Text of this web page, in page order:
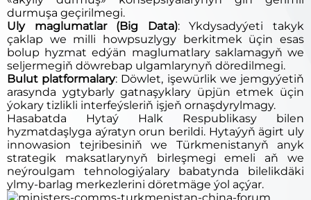
durmuşa geçirilmegi.
Uly maglumatlar (Big Data): Ykdysadyýeti takyk
çaklap we milli howpsuzlygy berkitmek üçin esas
bolup hyzmat edýän maglumatlary saklamagyň we
seljermegiň döwrebap ulgamlarynyň döredilmegi.
Bulut platformalary: Döwlet, işewürlik we jemgyýetiň
arasynda ygtybarly gatnaşyklary üpjün etmek üçin
ýokary tizlikli interfeýsleriň işjeň ornaşdyrylmagy.
Hasabatda Hytaý Halk Respublikasy bilen
hyzmatdaşlyga aýratyn orun berildi. Hytaýyň ägirt uly
innowasion tejribesiniň we Türkmenistanyň anyk
strategik maksatlarynyň birleşmegi emeli aň we
neýroulgam tehnologiýalary babatynda bilelikdäki
ylmy-barlag merkezlerini döretmäge ýol açýar.